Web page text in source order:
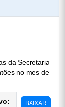
da Secretaria
no mes de
BAIXAR